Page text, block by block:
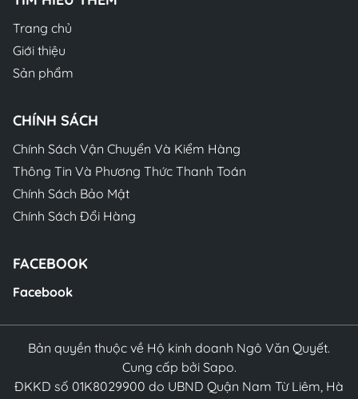
Trang chủ
Giới thiệu
Sản phẩm
CHÍNH SÁCH
Chính Sách Vận Chuyển Và Kiểm Hàng
Thông Tin Và Phương Thức Thanh Toán
Chính Sách Bảo Mật
Chính Sách Đổi Hàng
FACEBOOK
Facebook
Bản quyền thuộc về Hộ kinh doanh Ngô Văn Quyết.
Cung cấp bởi Sapo.
ĐKKD số 01K8029900 do UBND Quận Nam Từ Liêm, Hà